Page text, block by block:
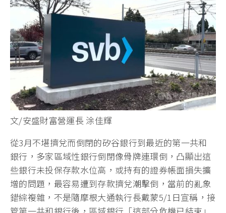
文/安盛財富營運長 涂佳輝
從3月不堪擠兌而倒閉的矽谷銀行到最近的第一共和
銀行，多家區域性銀行倒閉像骨牌連環倒，凸顯出這
些銀行未投保存款水位高，或持有的證券帳面損失擴
增的問題，最容易遭到存款擠兌潮擊倒，當前的亂象
錯綜複雜，不是隨摩根大通執行長戴蒙5/1日宣稱，接